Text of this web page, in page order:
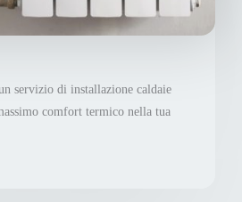
servizio di installazione caldaie
comfort termico nella tua